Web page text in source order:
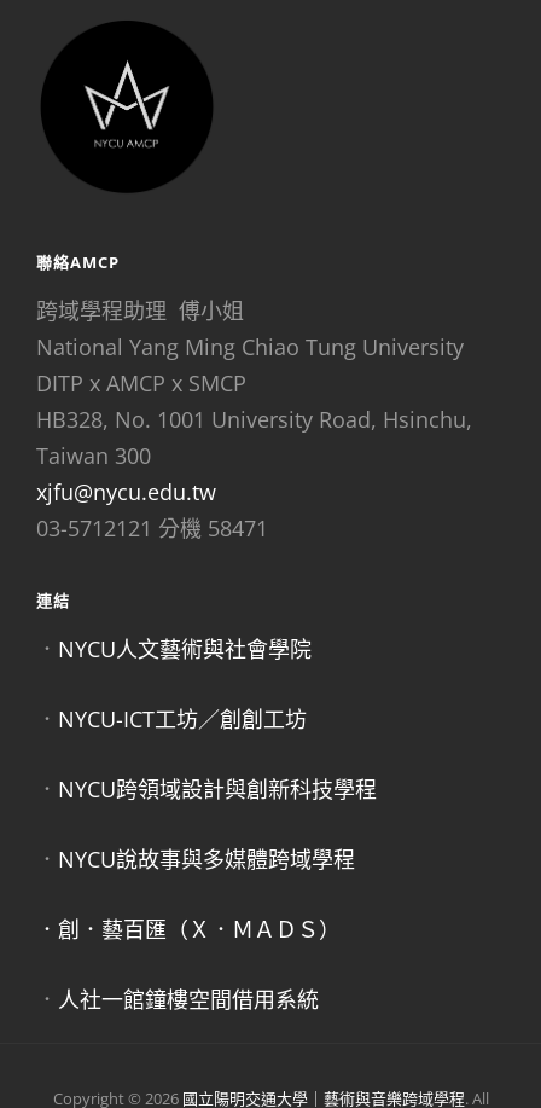
聯絡AMCP
跨域學程助理 傅小姐
National Yang Ming Chiao Tung University
DITP x AMCP x SMCP
HB328, No. 1001 University Road, Hsinchu,
Taiwan 300
xjfu@nycu.edu.tw
03-5712121 分機 58471
連結
． NYCU人文藝術與社會學院
． NYCU-ICT工坊／創創工坊
． NYCU跨領域設計與創新科技學程
． NYCU說故事與多媒體跨域學程
．創．藝百匯（Ｘ．ＭＡＤＳ）
． 人社一館鐘樓空間借用系統
Copyright © 2026 國立陽明交通大學｜藝術與音樂跨域學程. All